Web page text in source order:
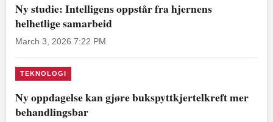
Ny studie: Intelligens oppstår fra hjernens
helhetlige samarbeid
March 3, 2026 7:22 PM
TEKNOLOGI
Ny oppdagelse kan gjøre bukspyttkjertelkreft mer
behandlingsbar